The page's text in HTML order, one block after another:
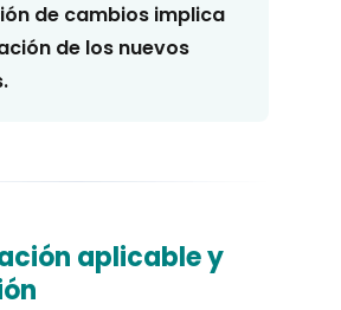
de cambios implica
de los nuevos
aplicable y